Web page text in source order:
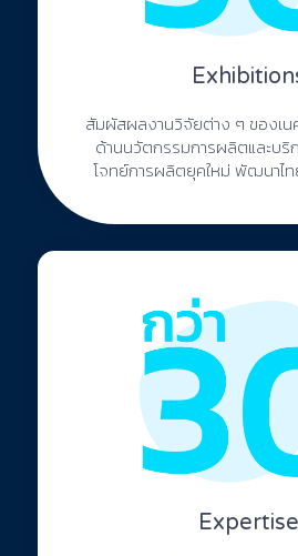
สัมผัสผลงานวิจัยต่าง ๆ ของเน
ด้านนวัตกรรมการผลิตและบ
โจทย์การผลิตยุคใหม่ พัฒนาไ
Expertise